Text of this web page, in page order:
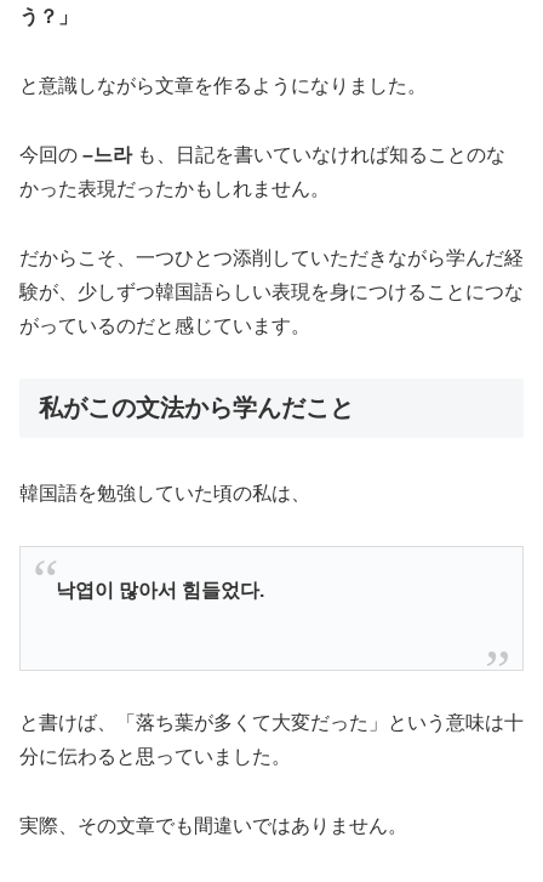
う？」
と意識しながら文章を作るようになりました。
今回の –느라も、日記を書いていなければ知ることのな
かった表現だったかもしれません。
だからこそ、一つひとつ添削していただきながら学んだ経
験が、少しずつ韓国語らしい表現を身につけることにつな
がっているのだと感じています。
私がこの文法から学んだこと
韓国語を勉強していた頃の私は、
낙엽이 많아서 힘들었다.
と書けば、「落ち葉が多くて大変だった」という意味は十
分に伝わると思っていました。
実際、その文章でも間違いではありません。